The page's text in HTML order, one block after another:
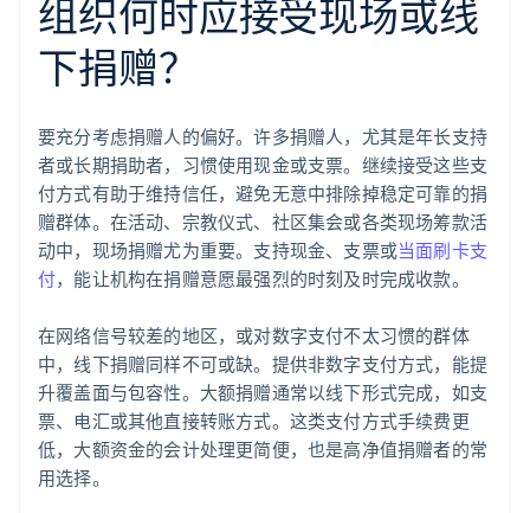
组织何时应接受现场或线
下捐赠？
要充分考虑捐赠人的偏好。许多捐赠人，尤其是年长支持
者或长期捐助者，习惯使用现金或支票。继续接受这些支
付方式有助于维持信任，避免无意中排除掉稳定可靠的捐
赠群体。在活动、宗教仪式、社区集会或各类现场筹款活
动中，现场捐赠尤为重要。支持现金、支票或当面刷卡支
付，能让机构在捐赠意愿最强烈的时刻及时完成收款。
在网络信号较差的地区，或对数字支付不太习惯的群体
中，线下捐赠同样不可或缺。提供非数字支付方式，能提
升覆盖面与包容性。大额捐赠通常以线下形式完成，如支
票、电汇或其他直接转账方式。这类支付方式手续费更
低，大额资金的会计处理更简便，也是高净值捐赠者的常
用选择。